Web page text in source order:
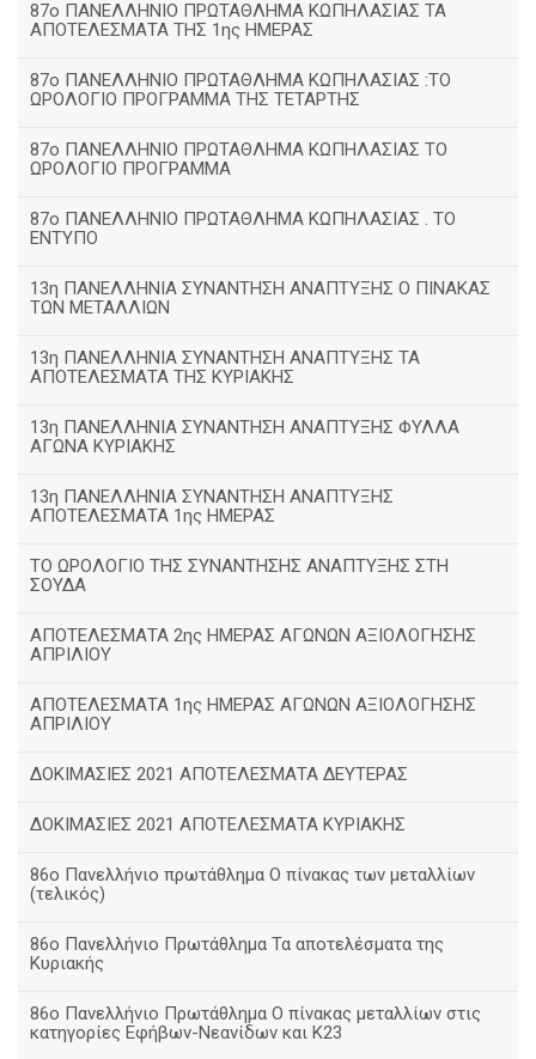
87ο ΠΑΝΕΛΛΗΝΙΟ ΠΡΩΤΑΘΛΗΜΑ ΚΩΠΗΛΑΣΙΑΣ ΤΑ
ΑΠΟΤΕΛΕΣΜΑΤΑ ΤΗΣ 1ης ΗΜΕΡΑΣ
87ο ΠΑΝΕΛΛΗΝΙΟ ΠΡΩΤΑΘΛΗΜΑ ΚΩΠΗΛΑΣΙΑΣ :ΤΟ
ΩΡΟΛΟΓΙΟ ΠΡΟΓΡΑΜΜΑ ΤΗΣ ΤΕΤΑΡΤΗΣ
87ο ΠΑΝΕΛΛΗΝΙΟ ΠΡΩΤΑΘΛΗΜΑ ΚΩΠΗΛΑΣΙΑΣ ΤΟ
ΩΡΟΛΟΓΙΟ ΠΡΟΓΡΑΜΜΑ
87ο ΠΑΝΕΛΛΗΝΙΟ ΠΡΩΤΑΘΛΗΜΑ ΚΩΠΗΛΑΣΙΑΣ . ΤΟ
ΕΝΤΥΠΟ
13η ΠΑΝΕΛΛΗΝΙΑ ΣΥΝΑΝΤΗΣΗ ΑΝΑΠΤΥΞΗΣ Ο ΠΙΝΑΚΑΣ
ΤΩΝ ΜΕΤΑΛΛΙΩΝ
13η ΠΑΝΕΛΛΗΝΙΑ ΣΥΝΑΝΤΗΣΗ ΑΝΑΠΤΥΞΗΣ ΤΑ
ΑΠΟΤΕΛΕΣΜΑΤΑ ΤΗΣ ΚΥΡΙΑΚΗΣ
13η ΠΑΝΕΛΛΗΝΙΑ ΣΥΝΑΝΤΗΣΗ ΑΝΑΠΤΥΞΗΣ ΦΥΛΛΑ
ΑΓΩΝΑ ΚΥΡΙΑΚΗΣ
13η ΠΑΝΕΛΛΗΝΙΑ ΣΥΝΑΝΤΗΣΗ ΑΝΑΠΤΥΞΗΣ
ΑΠΟΤΕΛΕΣΜΑΤΑ 1ης ΗΜΕΡΑΣ
ΤΟ ΩΡΟΛΟΓΙΟ ΤΗΣ ΣΥΝΑΝΤΗΣΗΣ ΑΝΑΠΤΥΞΗΣ ΣΤΗ
ΣΟΥΔΑ
ΑΠΟΤΕΛΕΣΜΑΤΑ 2ης ΗΜΕΡΑΣ ΑΓΩΝΩΝ ΑΞΙΟΛΟΓΗΣΗΣ
ΑΠΡΙΛΙΟΥ
ΑΠΟΤΕΛΕΣΜΑΤΑ 1ης ΗΜΕΡΑΣ ΑΓΩΝΩΝ ΑΞΙΟΛΟΓΗΣΗΣ
ΑΠΡΙΛΙΟΥ
ΔΟΚΙΜΑΣΙΕΣ 2021 ΑΠΟΤΕΛΕΣΜΑΤΑ ΔΕΥΤΕΡΑΣ
ΔΟΚΙΜΑΣΙΕΣ 2021 ΑΠΟΤΕΛΕΣΜΑΤΑ ΚΥΡΙΑΚΗΣ
86ο Πανελλήνιο πρωτάθλημα Ο πίνακας των μεταλλίων
(τελικός)
86ο Πανελλήνιο Πρωτάθλημα Τα αποτελέσματα της
Κυριακής
86ο Πανελλήνιο Πρωτάθλημα Ο πίνακας μεταλλίων στις
κατηγορίες Εφήβων-Νεανίδων και Κ23